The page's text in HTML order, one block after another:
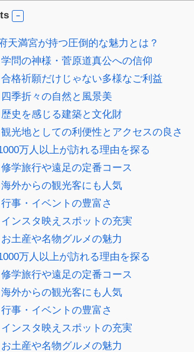
天満宮が持つ圧倒的な魅力とは？
学問の神様・菅原道真公への信仰
合格祈願だけじゃない多様なご利益
四季折々の自然と風景美
歴史を感じる建築と文化財
観光地としての利便性とアクセスの良さ
万人以上が訪れる理由を探る
修学旅行や遠足の定番コース
海外からの観光客にも人気
行事・イベントの豊富さ
インスタ映えスポットの充実
お土産や名物グルメの魅力
万人以上が訪れる理由を探る
修学旅行や遠足の定番コース
海外からの観光客にも人気
行事・イベントの豊富さ
インスタ映えスポットの充実
お土産や名物グルメの魅力